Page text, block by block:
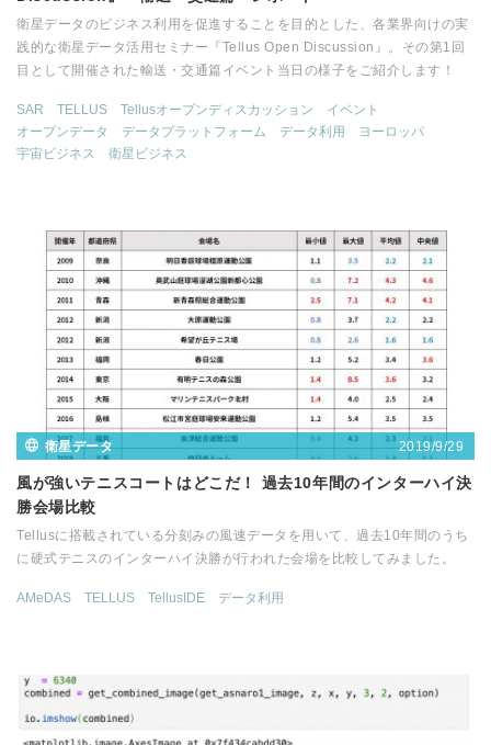
衛星データのビジネス利用を促進することを目的とした、各業界向けの実
践的な衛星データ活用セミナー『Tellus Open Discussion』。その第1回
目として開催された輸送・交通篇イベント当日の様子をご紹介します！
SAR TELLUS Tellusオープンディスカッション
イベント
オープンデータ
データプラットフォーム データ利用
ヨーロッパ
宇宙ビジネス
衛星ビジネス
衛星データ 2019/9/29
風が強いテニスコートはどこだ！ 過去10年間のインターハイ決
勝会場比較
Tellusに搭載されている分刻みの風速データを用いて、過去10年間のうち
に硬式テニスのインターハイ決勝が行われた会場を比較してみました。
AMeDAS TELLUS TellusIDE データ利用